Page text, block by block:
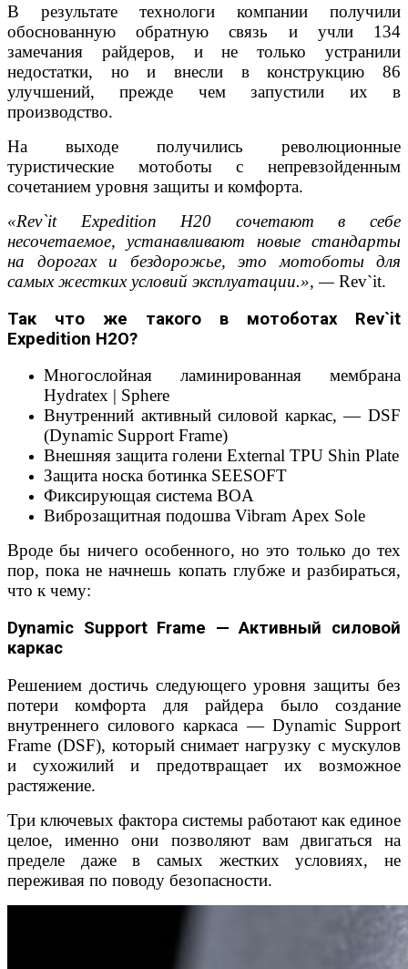
В результате технологи компании получили
обоснованную обратную связь и учли 134
замечания райдеров, и не только устранили
недостатки, но и внесли в конструкцию 86
улучшений, прежде чем запустили их в
производство.
На выходе получились революционные
туристические мотоботы с непревзойденным
сочетанием уровня защиты и комфорта.
«Rev`it Expedition H20 сочетают в себе
несочетаемое, устанавливают новые стандарты
на дорогах и бездорожье, это мотоботы для
самых жестких условий эксплуатации.», — Rev`it.
Так что же такого в мотоботах Rev`it
Expedition H2O?
Многослойная ламинированная мембрана
Hydratex | Sphere
Внутренний активный силовой каркас, — DSF
(Dynamic Support Frame)
Внешняя защита голени External TPU Shin Plate
Защита носка ботинка SEESOFT
Фиксирующая система BOA
Виброзащитная подошва Vibram Apex Sole
Вроде бы ничего особенного, но это только до тех
пор, пока не начнешь копать глубже и разбираться,
что к чему:
Dynamic Support Frame — Активный силовой
каркас
Решением достичь следующего уровня защиты без
потери комфорта для райдера было создание
внутреннего силового каркаса — Dynamic Support
Frame (DSF), который снимает нагрузку с мускулов
и сухожилий и предотвращает их возможное
растяжение.
Три ключевых фактора системы работают как единое
целое, именно они позволяют вам двигаться на
пределе даже в самых жестких условиях, не
переживая по поводу безопасности.